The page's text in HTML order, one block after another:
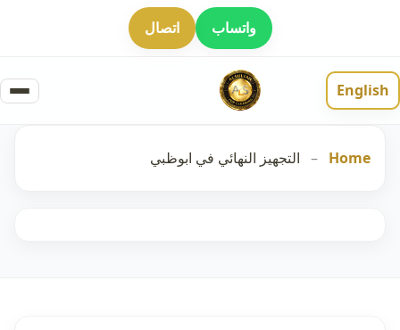
واتساب اتصال
English
Home
– التجهيز النهائي في ابوظبي